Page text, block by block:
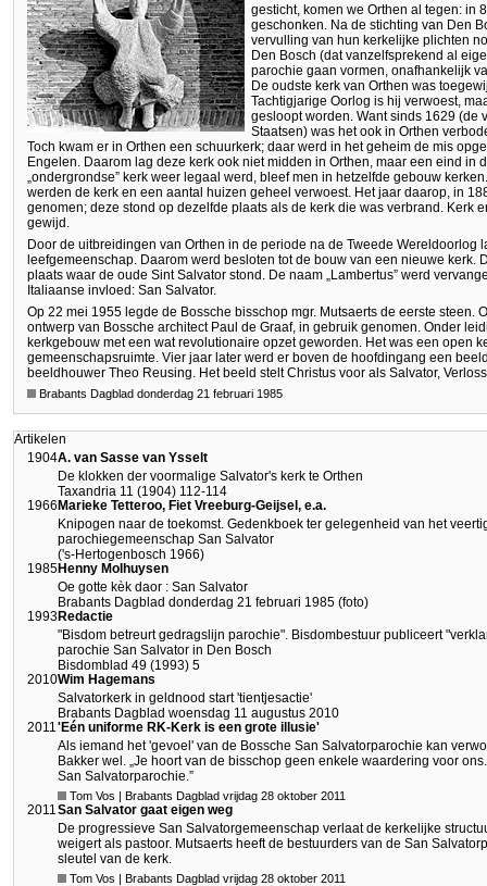
gesticht, komen we Orthen al tegen: in
geschonken. Na de stichting van Den
vervulling van hun kerkelijke plichten
Den Bosch (dat vanzelfsprekend al
parochie gaan vormen, onafhankelijk
De oudste kerk van Orthen was
Tachtigjarige Oorlog is hij verwoest,
gesloopt worden. Want sinds 1629 (de
Staatsen) was het ook in Orthen
Toch kwam er in Orthen een schuurkerk; daar werd in het geheim de mis
Engelen. Daarom lag deze kerk ook niet midden in Orthen, maar een eind in
„ondergrondse” kerk weer legaal werd, bleef men in hetzelfde gebouw
werden de kerk en een aantal huizen geheel verwoest. Het jaar daarop, in
genomen; deze stond op dezelfde plaats als de kerk die was verbrand. Kerk
gewijd.
Door de uitbreidingen van Orthen in de periode na de Tweede Wereldoorlog
leefgemeenschap. Daarom werd besloten tot de bouw van een nieuwe kerk.
plaats waar de oude Sint Salvator stond. De naam „Lambertus” werd
Italiaanse invloed: San Salvator.
Op 22 mei 1955 legde de Bossche bisschop mgr. Mutsaerts de eerste steen.
ontwerp van Bossche architect Paul de Graaf, in gebruik genomen. Onder
kerkgebouw met een wat revolutionaire opzet geworden. Het was een open
gemeenschapsruimte. Vier jaar later werd er boven de hoofdingang een
beeldhouwer Theo Reusing. Het beeld stelt Christus voor als Salvator,
Brabants Dagblad donderdag 21 februari 1985
Artikelen
1904A. van Sasse van Ysselt
De klokken der voormalige Salvator's kerk te Orthen
Taxandria 11 (1904) 112-114
1966 Marieke Tetteroo, Fiet Vreeburg-Geijsel, e.a.
Knipogen naar de toekomst. Gedenkboek ter gelegenheid van het
parochiegemeenschap San Salvator
('s-Hertogenbosch 1966)
1985Henny Molhuysen
Oe gotte kèk daor : San Salvator
Brabants Dagblad donderdag 21 februari 1985 (foto)
1993Redactie
"Bisdom betreurt gedragslijn parochie". Bisdombestuur publiceert
parochie San Salvator in Den Bosch
Bisdomblad 49 (1993) 5
2010Wim Hagemans
Salvatorkerk in geldnood start 'tientjesactie'
Brabants Dagblad woensdag 11 augustus 2010
2011'Eén uniforme RK-Kerk is een grote illusie'
Als iemand het 'gevoel' van de Bossche San Salvatorparochie kan
Bakker wel. „Je hoort van de bisschop geen enkele waardering voor
San Salvatorparochie.”
Tom Vos | Brabants Dagblad vrijdag 28 oktober 2011
2011San Salvator gaat eigen weg
De progressieve San Salvatorgemeenschap verlaat de kerkelijke
weigert als pastoor. Mutsaerts heeft de bestuurders van de San
sleutel van de kerk.
Tom Vos | Brabants Dagblad vrijdag 28 oktober 2011